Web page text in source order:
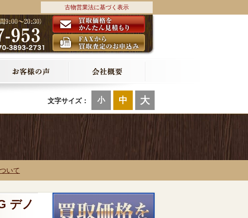
古物営業法に基づく表示
文字サイズ： 小 中 大
いて
デノ